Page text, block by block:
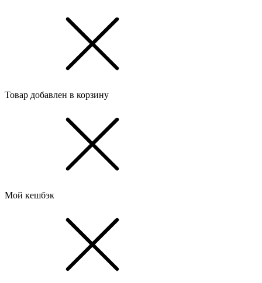
Товар добавлен в корзину
Мой кешбэк